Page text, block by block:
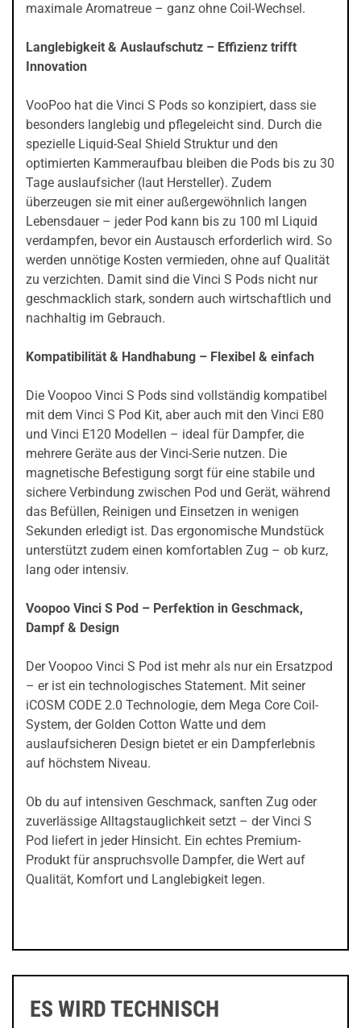
maximale Aromatreue – ganz ohne Coil-Wechsel.
Langlebigkeit & Auslaufschutz – Effizienz trifft
Innovation
VooPoo hat die Vinci S Pods so konzipiert, dass sie
besonders langlebig und pflegeleicht sind. Durch die
spezielle Liquid-Seal Shield Struktur und den
optimierten Kammeraufbau bleiben die Pods bis zu 30
Tage auslaufsicher (laut Hersteller). Zudem
überzeugen sie mit einer außergewöhnlich langen
Lebensdauer – jeder Pod kann bis zu 100 ml Liquid
verdampfen, bevor ein Austausch erforderlich wird. So
werden unnötige Kosten vermieden, ohne auf Qualität
zu verzichten. Damit sind die Vinci S Pods nicht nur
geschmacklich stark, sondern auch wirtschaftlich und
nachhaltig im Gebrauch.
Kompatibilität & Handhabung – Flexibel & einfach
Die Voopoo Vinci S Pods sind vollständig kompatibel
mit dem Vinci S Pod Kit, aber auch mit den Vinci E80
und Vinci E120 Modellen – ideal für Dampfer, die
mehrere Geräte aus der Vinci-Serie nutzen. Die
magnetische Befestigung sorgt für eine stabile und
sichere Verbindung zwischen Pod und Gerät, während
das Befüllen, Reinigen und Einsetzen in wenigen
Sekunden erledigt ist. Das ergonomische Mundstück
unterstützt zudem einen komfortablen Zug – ob kurz,
lang oder intensiv.
Voopoo Vinci S Pod – Perfektion in Geschmack,
Dampf & Design
Der Voopoo Vinci S Pod ist mehr als nur ein Ersatzpod
– er ist ein technologisches Statement. Mit seiner
iCOSM CODE 2.0 Technologie, dem Mega Core Coil-
System, der Golden Cotton Watte und dem
auslaufsicheren Design bietet er ein Dampferlebnis
auf höchstem Niveau.
Ob du auf intensiven Geschmack, sanften Zug oder
zuverlässige Alltagstauglichkeit setzt – der Vinci S
Pod liefert in jeder Hinsicht. Ein echtes Premium-
Produkt für anspruchsvolle Dampfer, die Wert auf
Qualität, Komfort und Langlebigkeit legen.
ES WIRD TECHNISCH